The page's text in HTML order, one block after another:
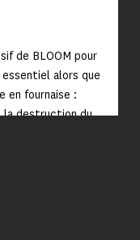
de BLOOM pour
essentiel alors que
en fournaise :
destruction du
vous sur
en bio) pour
deux choses